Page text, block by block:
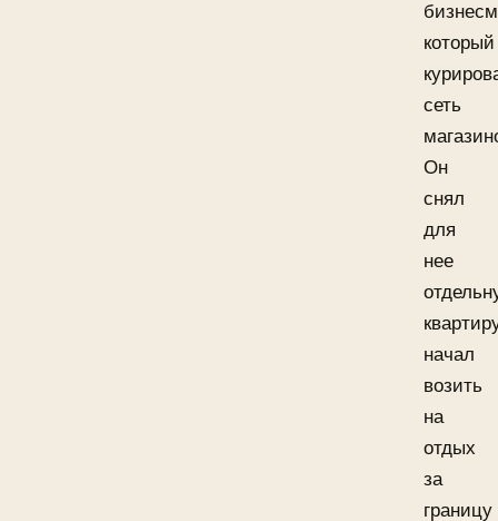
который
сеть
Он
снял
для
нее
начал
возить
на
отдых
за
границу